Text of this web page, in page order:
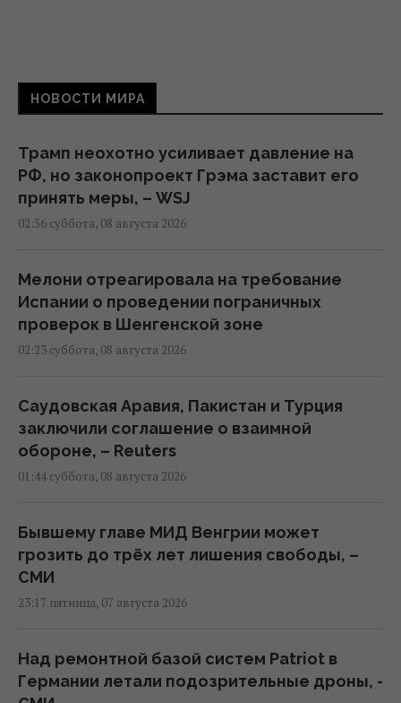
НОВОСТИ МИРА
Трамп неохотно усиливает давление на
РФ, но законопроект Грэма заставит его
принять меры, – WSJ
02:56 суббота, 08 августа 2026
Мелони отреагировала на требование
Испании о проведении пограничных
проверок в Шенгенской зоне
02:23 суббота, 08 августа 2026
Саудовская Аравия, Пакистан и Турция
заключили соглашение о взаимной
обороне, – Reuters
01:44 суббота, 08 августа 2026
Бывшему главе МИД Венгрии может
грозить до трёх лет лишения свободы, –
СМИ
23:17 пятница, 07 августа 2026
Над ремонтной базой систем Patriot в
Германии летали подозрительные дроны, -